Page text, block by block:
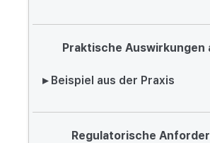
Praktische Auswirkungen
▸ Beispiel aus der Praxis
Regulatorische